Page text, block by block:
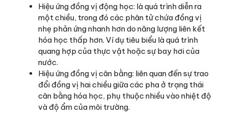
Hiệu ứng đồng vị động học: là quá trình diễn ra
một chiều, trong đó các phân tử chứa đồng vị
nhẹ phản ứng nhanh hơn do năng lượng liên kết
hóa học thấp hơn. Ví dụ tiêu biểu là quá trình
quang hợp của thực vật hoặc sự bay hơi của
nước.
Hiệu ứng đồng vị cân bằng: liên quan đến sự trao
đổi đồng vị hai chiều giữa các pha ở trạng thái
cân bằng hóa học, phụ thuộc nhiều vào nhiệt độ
và độ ẩm của môi trường.